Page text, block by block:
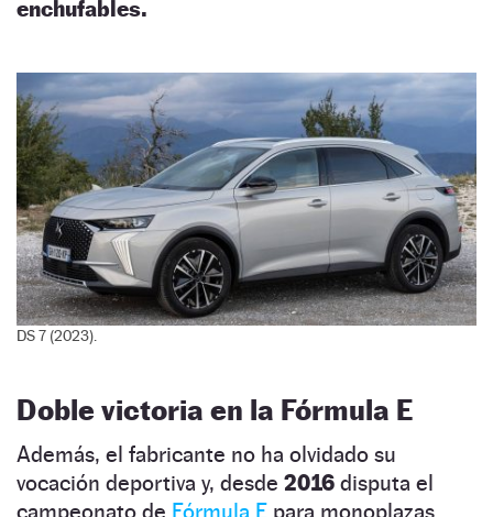
enchufables.
DS 7 (2023).
Doble victoria en la Fórmula E
Además, el fabricante no ha olvidado su
vocación deportiva y, desde 2016 disputa el